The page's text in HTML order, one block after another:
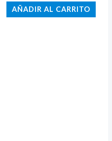
con
de
AÑADIR AL CARRITO